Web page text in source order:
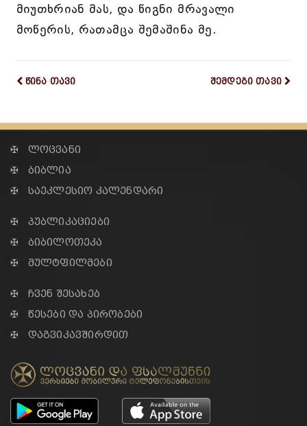
მიუთხრიან მას, და წიგნი მრავალი
მოწერის, რათამცა შემაშინა მე.
წინა თავი შემდეგი თავი
✠ ლოცვანი
✠ ბიბლია
✠ საეკლესიო კალენდარი
✠ პუბლიკაციები
✠ ბიბილოთეკა
✠ მულტფილმები
✠ ჩვენ შესახებ
✠ წესები და პირობები
✠ დაგვიკავშირდით